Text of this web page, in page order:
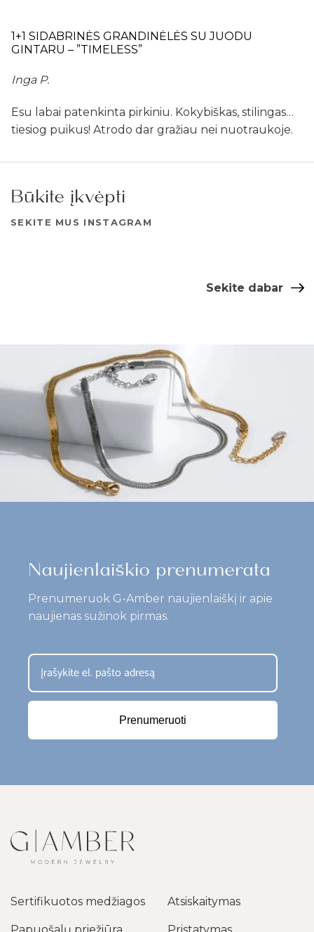
1+1 SIDABRINĖS GRANDINĖLĖS SU JUODU
GINTARU – ”TIMELESS”
Inga P.
Esu labai patenkinta pirkiniu. Kokybiškas, stilingas…
tiesiog puikus! Atrodo dar gražiau nei nuotraukoje.
Būkite įkvėpti
SEKITE MUS INSTAGRAM
Sekite dabar
Sertifikuotos medžiagos Atsiskaitymas
Naujienlaiškio prenumerata
Prenumeruok G-Amber naujienlaiškį ir apie
naujienas sužinok pirmas.
Prenumeruoti